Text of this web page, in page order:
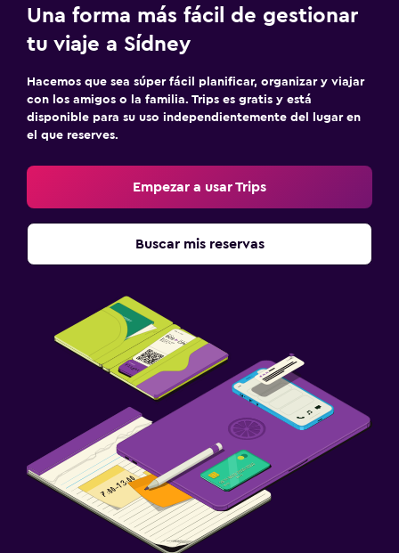
Una forma más fácil de gestionar
tu viaje a Sídney
Hacemos que sea súper fácil planificar, organizar y viajar
con los amigos o la familia. Trips es gratis y está
disponible para su uso independientemente del lugar en
el que reserves.
Empezar a usar Trips
Buscar mis reservas